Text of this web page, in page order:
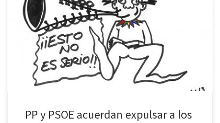
Todo lo que va a leer a continuación es falso, salvo alguna cosa.
NACIONAL Después de que Mariano Rajoy recibiera las
felicitaciones más efusivas de la Unión Europea por haber traído el
ébola al continente, el estadista visionario ha decidido ir más allá.
«Me propongo importar más enfermedades infecciosas», ha […]
PP y PSOE acuerdan expulsar a los